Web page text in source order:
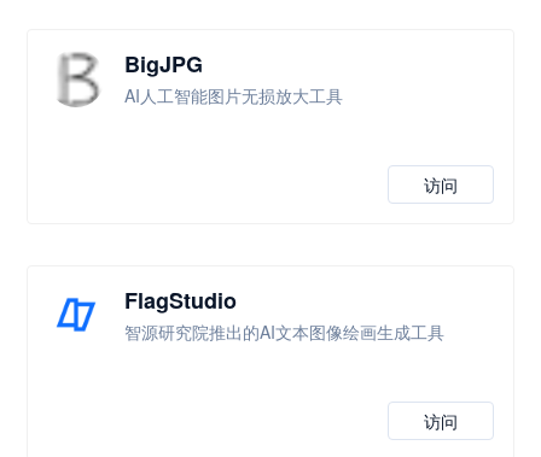
BigJPG
AI人工智能图片无损放大工具
访问
FlagStudio
智源研究院推出的AI文本图像绘画生成工具
访问